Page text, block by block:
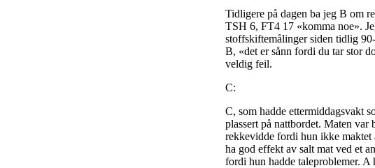
Tidligere på dagen ba jeg B om
TSH 6, FT4 17 «komma noe».
stoffskiftemålinger siden tidlig
B, «det er sånn fordi du tar stor
veldig feil.
C:
C, som hadde ettermiddagsvakt
plassert på nattbordet. Maten
rekkevidde fordi hun ikke maktet
ha god effekt av salt mat ved et
fordi hun hadde taleproblemer.